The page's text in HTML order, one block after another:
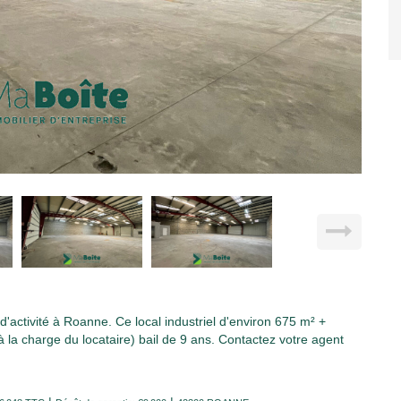
à Roanne. Ce local industriel d'environ 675 m² +
charge du locataire) bail de 9 ans. Contactez votre agent